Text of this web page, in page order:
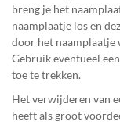
breng je het
naamplaatje los en
door het naamplaatje
Gebruik eventueel
toe te trekken.
Het verwijderen van
heeft als groot